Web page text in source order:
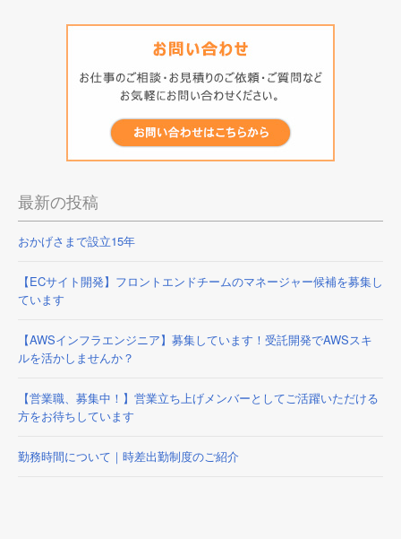
最新の投稿
おかげさまで設立15年
【ECサイト開発】フロントエンドチームのマネージャー候補を募集し
ています
【AWSインフラエンジニア】募集しています！受託開発でAWSスキ
ルを活かしませんか？
【営業職、募集中！】営業立ち上げメンバーとしてご活躍いただける
方をお待ちしています
勤務時間について｜時差出勤制度のご紹介